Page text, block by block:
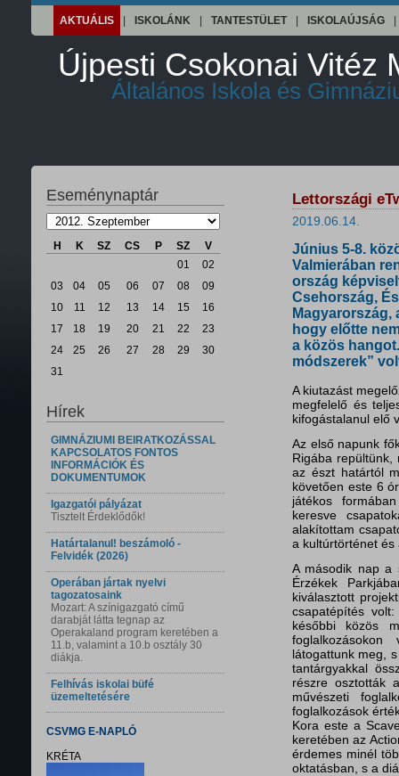
AKTUÁLIS ISKOLÁNK TANTESTÜLET ISKOLAÚJSÁG
Újpesti Csokonai Vitéz
Általános Iskola és
Eseménynaptár
H K SZ CS P SZ
V
01
02
03
04 05 06 07 08
09
10
11 12 13 14 15
16
17
18 19 20 21 22
23
24
25 26 27 28 29
30
31
Hírek
GIMNÁZIUMI BEIRATKOZÁSSAL
KAPCSOLATOS FONTOS
INFORMÁCIÓK ÉS
DOKUMENTUMOK
Igazgatói pályázat
Tisztelt Érdeklődők!
Határtalanul! beszámoló -
Felvidék (2026)
Operában jártak nyelvi
tagozatosaink
Mozart: A színigazgató című
darabját látta tegnap az
Operakaland program keretében a
11.b, valamint a 10.b osztály 30
diákja.
Felhívás iskolai büfé
üzemeltetésére
CSVMG E-NAPLÓ
KRÉTA
Lettországi
2019.06.14.
Június 5-8.
Valmierában
ország
Csehország,
Magyarország,
hogy előtte
a közös
módszerek”
A kiutazást
megfelelő és
kifogástalanul elő
Az első napunk
Rigába
az észt határtól
követően este 6
játékos
keresve
alakítottam
a kultúrtörténet
A második nap a
Érzékek
kiválasztott
csapatépítés
későbbi közös
látogattunk meg,
tantárgyakkal
részre osztották
művészeti
foglalkozások
Kora este a
keretében az
érdemes minél
oktatásban, s a